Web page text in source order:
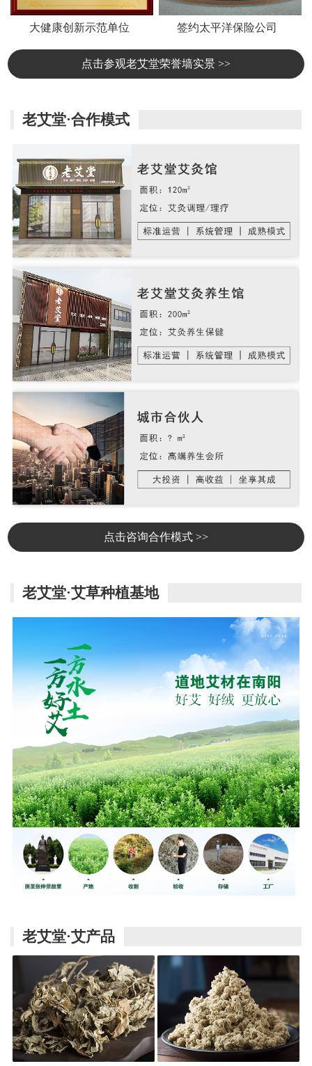
大健康创新示范单位 签约太平洋保险公司
点击参观老艾堂荣誉墙实景 >>
老艾堂·合作模式
点击咨询合作模式 >>
老艾堂·艾草种植基地
老艾堂·艾产品